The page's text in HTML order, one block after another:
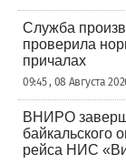
Служба
проверила
причалах
09:45 , 08 Августа
ВНИРО
байкальского
рейса НИС